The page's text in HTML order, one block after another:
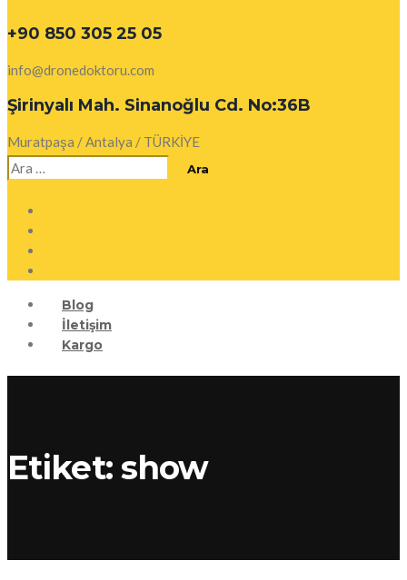
+90 850 305 25 05
info@dronedoktoru.com
Şirinyalı Mah. Sinanoğlu Cd. No:36B
Muratpaşa / Antalya / TÜRKİYE
Arama:
Blog
İletişim
Kargo
Etiket: show